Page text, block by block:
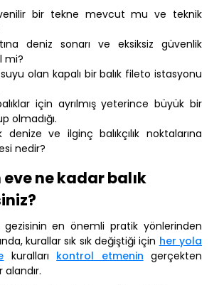
bir tekne mevcut mu ve teknik
deniz sonarı ve eksiksiz güvenlik
mi?
olan kapalı bir balık fileto istasyonu
için ayrılmış yeterince büyük bir
olmadığı.
denize ve ilginç balıkçılık noktalarına
nedir?
ne kadar balık
en önemli pratik yönlerinden
kurallar sık sık değiştiği için her yola
kuralları kontrol etmenin gerçekten